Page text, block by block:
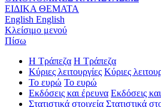
ΕΙΔΙΚΑ ΘΕΜΑΤΑ
English English
Κλείσιμο μενού
Πίσω
Η Τράπεζα Η Τράπεζα
Κύριες λειτουργίες Κύριες
Το ευρώ Το ευρώ
Εκδόσεις και έρευνα Εκδόσεις
Στατιστικά στοιχεία Στατιστικά